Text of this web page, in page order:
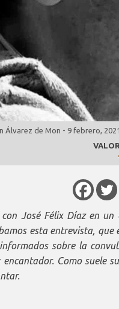
Álvarez de Mon - 9 febrero, 2021
José Félix Díaz en
esta entrevista,
sobre la
Como suele